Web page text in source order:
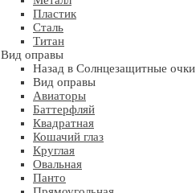
Пластик
Сталь
Титан
Вид оправы
Назад в Солнцезащитные очки
Вид оправы
Авиаторы
Баттерфляй
Квадратная
Кошачий глаз
Круглая
Овальная
Панто